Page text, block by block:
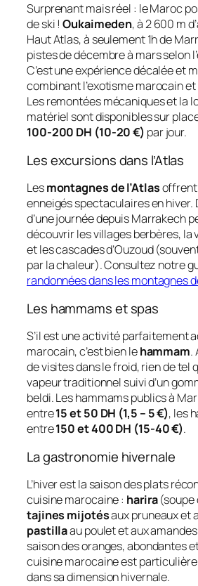
Surprenant mais réel : le Maroc
de ski !Oukaimeden, à 2 600 m
Haut Atlas, à seulement 1h de
pistes de décembre à mars selon
C’est une expérience décalée et
combinant l’exotisme marocain et
Les remontées mécaniques et la
matériel sont disponibles sur
100-200 DH (10-20 €) par jour.
Les excursions dans l’Atlas
Lesmontagnes de l’Atlasoffrent
enneigés spectaculaires en hiver.
d’une journée depuis Marrakech
découvrir les villages berbères, la
et les cascades d’Ouzoud
par la chaleur). Consultez notre
randonnées dans les montagnes
Les hammams et spas
S’il est une activité parfaitement
marocain, c’est bien lehammam.
de visites dans le froid, rien de tel
vapeur traditionnel suivi d’un
beldi. Les hammams publics à
entre15 et 50 DH (1,5 – 5 €), les
entre150 et 400 DH (15-40 €).
La gastronomie hivernale
L’hiver est la saison des plats
cuisine marocaine : harira(soupe
tajines mijotésaux pruneaux et
pastillaau poulet et aux
saison des oranges, abondantes
cuisine marocaine est
dans sa dimension hivernale.